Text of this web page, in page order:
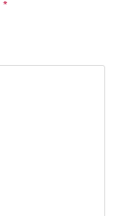
*